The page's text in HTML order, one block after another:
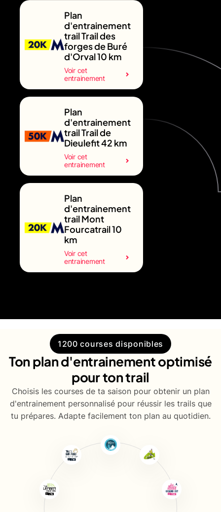
Plan
d'entrainement
trail Trail des
forges de Buré
d'Orval 10 km
Voir cet
entrainement
Plan
d'entrainement
trail Trail de
Dieulefit 42 km
Voir cet
entrainement
Plan
d'entrainement
trail Mont
Fourcatrail 10
km
Voir cet
entrainement
1200 courses disponibles
Ton plan d'entrainement optimisé
pour ton trail
Choisis les courses de ta saison pour obtenir un plan
d'entrainement personnalisé pour réussir les trails que
tu prépares. Adapte facilement ton plan au quotidien.